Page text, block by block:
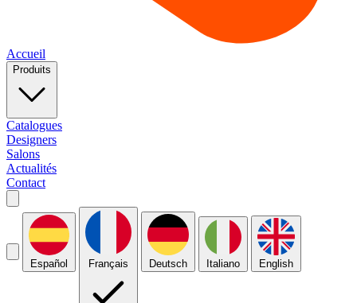
Accueil
Produits
Catalogues
Designers
Salons
Actualités
Contact
Español Français Deutsch Italiano English